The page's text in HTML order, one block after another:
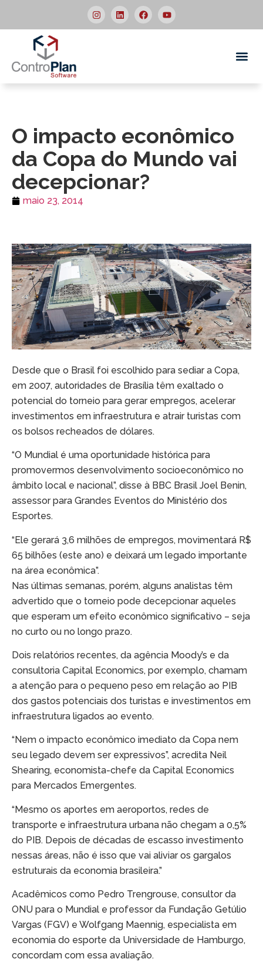
O impacto econômico
da Copa do Mundo vai
decepcionar?
maio 23, 2014
Desde que o Brasil foi escolhido para sediar a Copa,
em 2007, autoridades de Brasília têm exaltado o
potencial do torneio para gerar empregos, acelerar
investimentos em infraestrutura e atrair turistas com
os bolsos recheados de dólares.
“O Mundial é uma oportunidade histórica para
promovermos desenvolvimento socioeconômico no
âmbito local e nacional”, disse à BBC Brasil Joel Benin,
assessor para Grandes Eventos do Ministério dos
Esportes.
“Ele gerará 3,6 milhões de empregos, movimentará R$
65 bilhões (este ano) e deixará um legado importante
na área econômica”.
Nas últimas semanas, porém, alguns analistas têm
advertido que o torneio pode decepcionar aqueles
que esperam um efeito econômico significativo – seja
no curto ou no longo prazo.
Dois relatórios recentes, da agência Moody’s e da
consultoria Capital Economics, por exemplo, chamam
a atenção para o pequeno peso em relação ao PIB
dos gastos potenciais dos turistas e investimentos em
infraestrutura ligados ao evento.
“Nem o impacto econômico imediato da Copa nem
seu legado devem ser expressivos”, acredita Neil
Shearing, economista-chefe da Capital Economics
para Mercados Emergentes.
“Mesmo os aportes em aeroportos, redes de
transporte e infraestrutura urbana não chegam a 0,5%
do PIB. Depois de décadas de escasso investimento
nessas áreas, não é isso que vai aliviar os gargalos
estruturais da economia brasileira.”
Acadêmicos como Pedro Trengrouse, consultor da
ONU para o Mundial e professor da Fundação Getúlio
Vargas (FGV) e Wolfgang Maennig, especialista em
economia do esporte da Universidade de Hamburgo,
concordam com essa avaliação.